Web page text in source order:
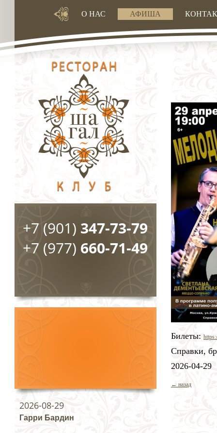
О НАС АФИША
Билеты:
Справки,
2026-04-29
← назад
+7 (901) 347-73-79
+7 (977) 660-71-49
2026-08-29
Гарри Бардин